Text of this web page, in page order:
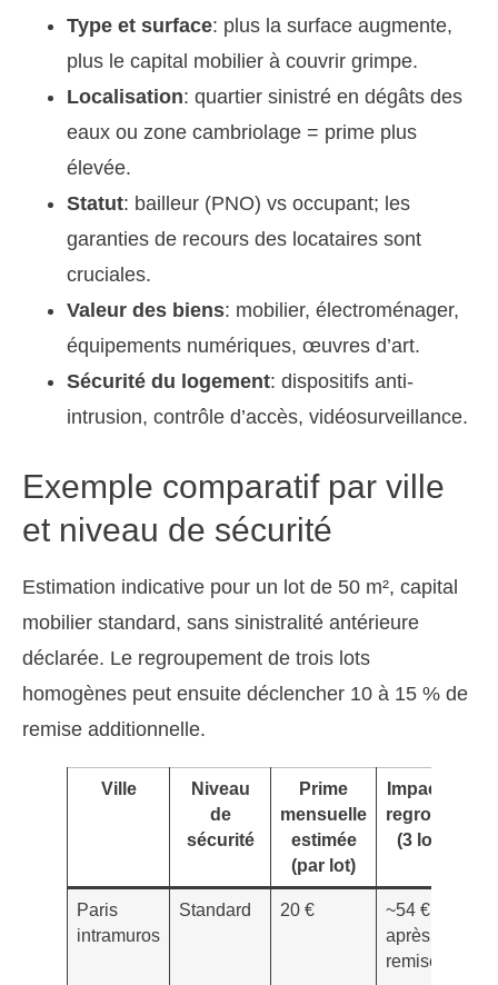
Type et surface: plus la surface augmente,
plus le capital mobilier à couvrir grimpe.
Localisation: quartier sinistré en dégâts des
eaux ou zone cambriolage = prime plus
élevée.
Statut: bailleur (PNO) vs occupant; les
garanties de recours des locataires sont
cruciales.
Valeur des biens: mobilier, électroménager,
équipements numériques, œuvres d’art.
Sécurité du logement: dispositifs anti-
intrusion, contrôle d’accès, vidéosurveillance.
Exemple comparatif par ville
et niveau de sécurité
Estimation indicative pour un lot de 50 m², capital
mobilier standard, sans sinistralité antérieure
déclarée. Le regroupement de trois lots
homogènes peut ensuite déclencher 10 à 15 % de
remise additionnelle.
Ville
Niveau
de
sécurité
Prime
mensuelle
estimée
(par lot)
Impact si
regroupé
(3 lots)
Paris
intramuros
Standard 20 €
~54 €
après
remise